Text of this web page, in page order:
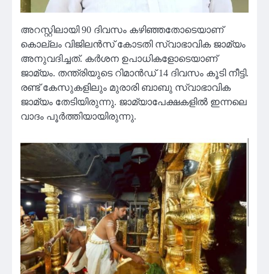
അറസ്റ്റിലായി 90 ദിവസം കഴിഞ്ഞതോടെയാണ്
കൊല്ലം വിജിലൻസ് കോടതി സ്വാഭാവിക ജാമ്യം
അനുവദിച്ചത്. കർശന ഉപാധികളോടെയാണ്
ജാമ്യം. തന്ത്രിയുടെ റിമാൻഡ് 14 ദിവസം കൂടി നീട്ടി.
രണ്ട് കേസുകളിലും മുരാരി ബാബു സ്വാഭാവിക
ജാമ്യം തേടിയിരുന്നു. ജാമ്യാപേക്ഷകളിൽ ഇന്നലെ
വാദം പൂർത്തിയായിരുന്നു.